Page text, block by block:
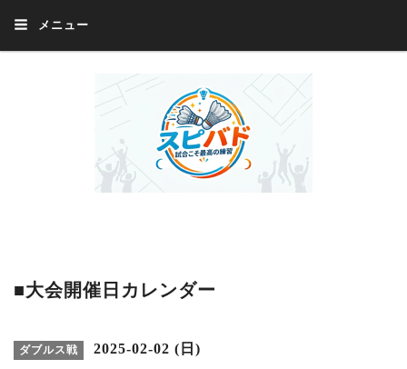
メニュー
■大会開催日カレンダー
ダブルス戦 2025-02-02 (日)